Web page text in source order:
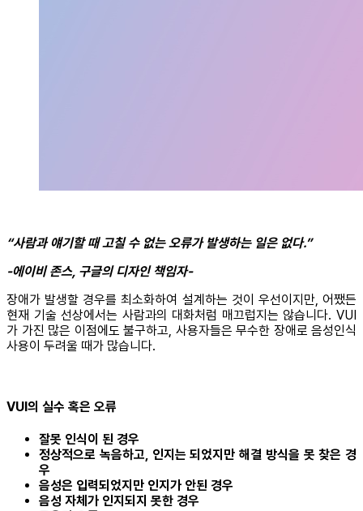
“사람과 얘기할 때 고칠 수 없는 오류가 발생하는 일은 없다.”
-에이비 존스, 구글의 디자인 책임자-
장애가 발생할 경우를 최소화하여 설계하는 것이 우선이지만, 어쨌든
현재 기술 선상에서는 사람과의 대화처럼 매끄럽지는 않습니다. VUI
가 가진 많은 이점에도 불구하고, 사용자들은 무수한 장애로 음성인식
사용이 두려울 때가 많습니다.
VUI의 실수 혹은 오류
잘못 인식이 된 경우
정상적으로 녹음하고, 인지는 되었지만 해결 방식을 못 찾은 경
우
음성은 입력되었지만 인지가 안된 경우
음성 자체가 인지되지 못한 경우